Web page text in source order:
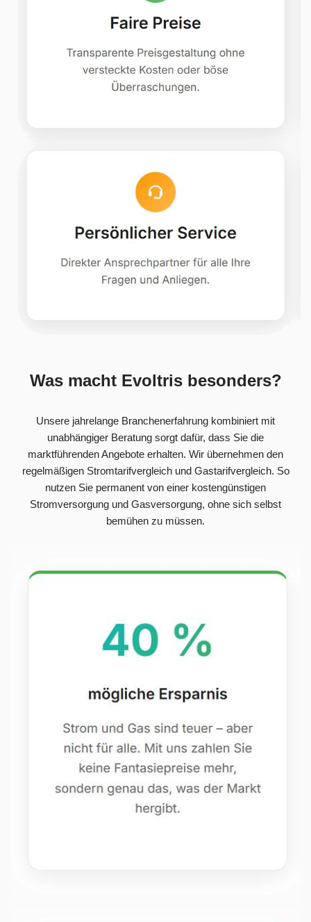
Was macht Evoltris besonders?
Unsere jahrelange Branchenerfahrung kombiniert mit
unabhängiger Beratung sorgt dafür, dass Sie die
marktführenden Angebote erhalten. Wir übernehmen den
regelmäßigen Stromtarifvergleich und Gastarifvergleich. So
nutzen Sie permanent von einer kostengünstigen
Stromversorgung und Gasversorgung, ohne sich selbst
bemühen zu müssen.